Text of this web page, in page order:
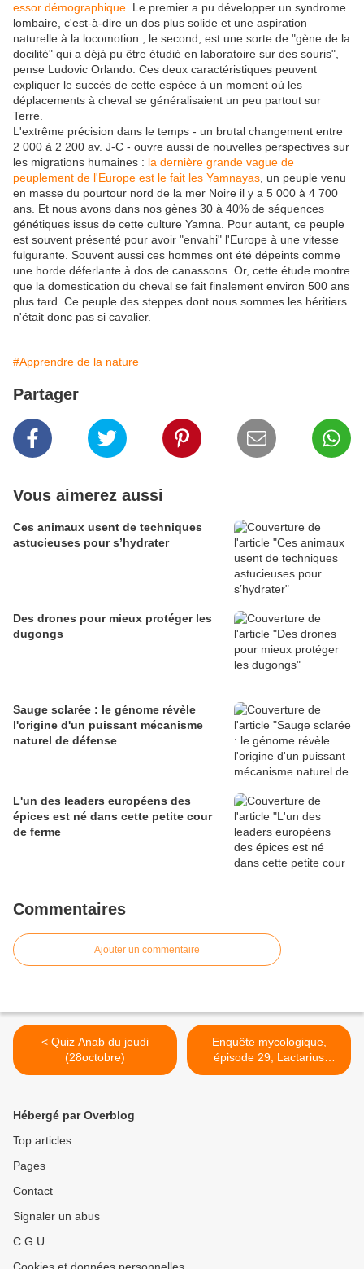
essor démographique. Le premier a pu développer un syndrome
lombaire, c'est-à-dire un dos plus solide et une aspiration
naturelle à la locomotion ; le second, est une sorte de "gène de la
docilité" qui a déjà pu être étudié en laboratoire sur des souris",
pense Ludovic Orlando. Ces deux caractéristiques peuvent
expliquer le succès de cette espèce à un moment où les
déplacements à cheval se généralisaient un peu partout sur
Terre.
L'extrême précision dans le temps - un brutal changement entre
2 000 à 2 200 av. J-C - ouvre aussi de nouvelles perspectives sur
les migrations humaines : la dernière grande vague de
peuplement de l'Europe est le fait les Yamnayas, un peuple venu
en masse du pourtour nord de la mer Noire il y a 5 000 à 4 700
ans. Et nous avons dans nos gènes 30 à 40% de séquences
génétiques issus de cette culture Yamna. Pour autant, ce peuple
est souvent présenté pour avoir "envahi" l'Europe à une vitesse
fulgurante. Souvent aussi ces hommes ont été dépeints comme
une horde déferlante à dos de canassons. Or, cette étude montre
que la domestication du cheval se fait finalement environ 500 ans
plus tard. Ce peuple des steppes dont nous sommes les héritiers
n'était donc pas si cavalier.
#Apprendre de la nature
Partager
Vous aimerez aussi
Ces animaux usent de techniques
astucieuses pour s’hydrater
Des drones pour mieux protéger les
dugongs
Sauge sclarée : le génome révèle
l'origine d'un puissant mécanisme
naturel de défense
L'un des leaders européens des
épices est né dans cette petite cour
de ferme
Commentaires
Ajouter un commentaire
< Quiz Anab du jeudi
(28octobre)
Enquête mycologique,
épisode 29, Lactarius
semisanguifluus (Lactaire
Hébergé par Overblog
Top articles
Pages
Contact
Signaler un abus
C.G.U.